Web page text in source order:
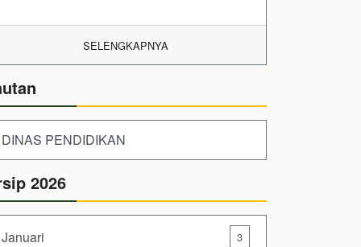
SELENGKAPNYA
DINAS PENDIDIKAN
2026
Januari 3